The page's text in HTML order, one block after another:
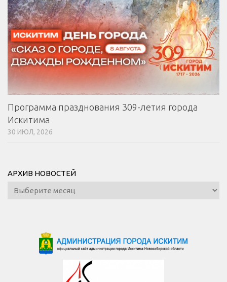
Программа празднования 309-летия города
Искитима
30 ИЮЛ, 2026
АРХИВ НОВОСТЕЙ
Архив
новостей